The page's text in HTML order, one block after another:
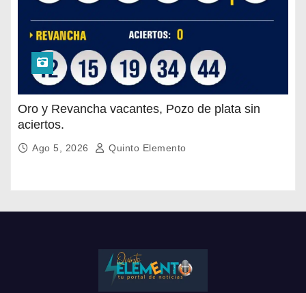
Oro y Revancha vacantes, Pozo de plata sin
aciertos.
Ago 5, 2026 Quinto Elemento